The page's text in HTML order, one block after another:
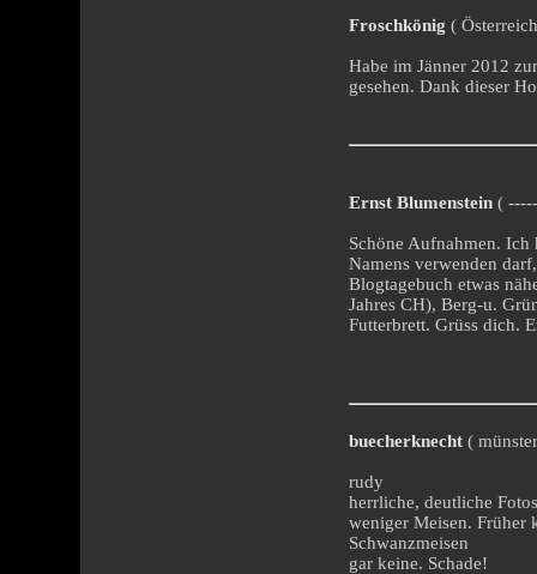
Froschkönig (
Habe im Jänner 2012
gesehen. Dank dieser
Ernst Blumenstein (
Schöne Aufnahmen.
Namens verwenden
Blogtagebuch etwas
Jahres CH), Berg-u.
Futterbrett. Grüss dich.
buecherknecht (
rudy
herrliche, deutliche
weniger Meisen. Früher
Schwanzmeisen
gar keine. Schade!